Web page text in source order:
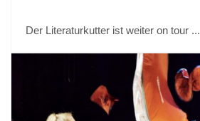
Der Literaturkutter ist weiter on tour ...